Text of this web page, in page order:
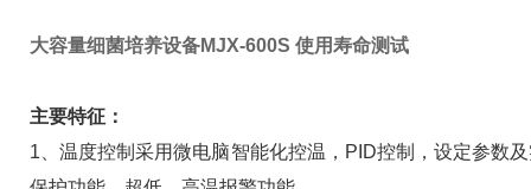
大容量细菌培养设备MJX-600S 使用寿命测试
主要特征：
1、温度控制采用微电脑智能化控温，PID控制，设定参数